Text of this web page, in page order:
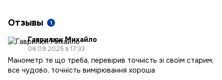
Отзывы 1
Гаврилюк Михайло
08.09.2025 в 17:33
Манометр те що треба, перевірив точність зі своїм старим,
все чудово, точність вимірювання хороша